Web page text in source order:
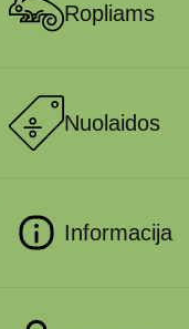
Ropliams
Nuolaidos
Informacija
ir morkomis
arba